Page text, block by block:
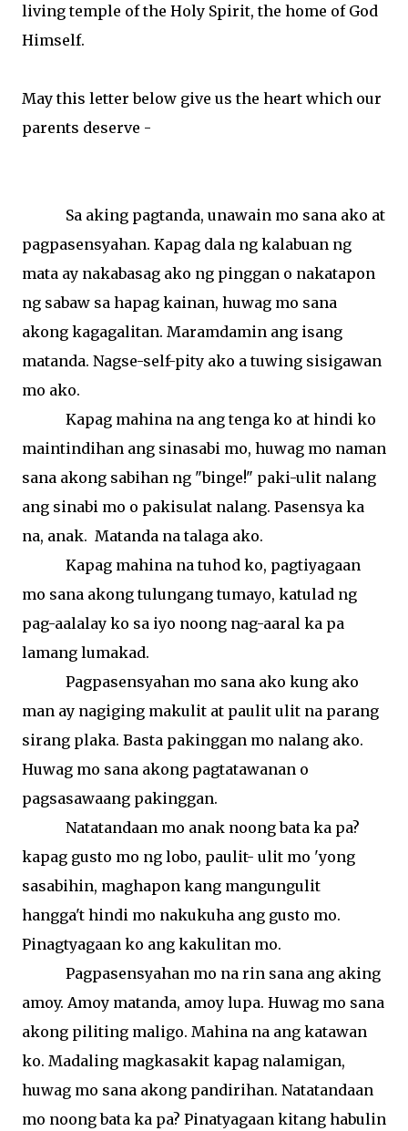
living temple of the Holy Spirit, the home of God
Himself.
May this letter below give us the heart which our
parents deserve -
Sa aking pagtanda, unawain mo sana ako at
pagpasensyahan. Kapag dala ng kalabuan ng
mata ay nakabasag ako ng pinggan o nakatapon
ng sabaw sa hapag kainan, huwag mo sana
akong kagagalitan. Maramdamin ang isang
matanda. Nagse-self-pity ako atuwing sisigawan
mo ako.
Kapag mahina na ang tenga ko at hindi ko
maintindihan ang sinasabi mo, huwag mo naman
sana akong sabihan ng "binge!" paki-ulit nalang
ang sinabi mo o pakisulat nalang. Pasensya ka
na, anak. Matanda na talaga ako.
Kapag mahina na tuhod ko, pagtiyagaan
mo sana akong tulungang tumayo, katulad ng
pag-aalalay ko sa iyo noong nag-aaral ka pa
lamang lumakad.
Pagpasensyahan mo sana ako kung ako
man ay nagiging makulit at paulit ulit na parang
sirang plaka. Basta pakinggan mo nalang ako.
Huwag mo sana akong pagtatawanan o
pagsasawaang pakinggan.
Natatandaan mo anak noong bata ka pa?
kapag gusto mo ng lobo, paulit- ulit mo 'yong
sasabihin, maghapon kang mangungulit
hangga't hindi mo nakukuha ang gusto mo.
Pinagtyagaan ko ang kakulitan mo.
Pagpasensyahan mo na rin sana ang aking
amoy. Amoy matanda, amoy lupa. Huwag mo sana
akong piliting maligo. Mahina na ang katawan
ko. Madaling magkasakit kapag nalamigan,
huwag mo sana akong pandirihan. Natatandaan
mo noong bata ka pa? Pinatyagaan kitang habulin